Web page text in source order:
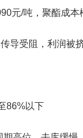
元/吨，聚酯成本
导受阻，利润被
86%以下